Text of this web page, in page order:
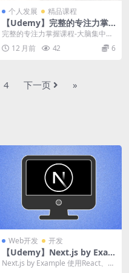
个人发展 精品课程
【Udemy】完整的专注力掌
握课程-大脑集中力
完整的专注力掌握课程-大脑集中力
| The Complete Focus Ma...
12 月前 42 6
4 下一页 »
Web开发 开发
【Udemy】Next.js by Exa
mple
Next.js by Example 使用React、N